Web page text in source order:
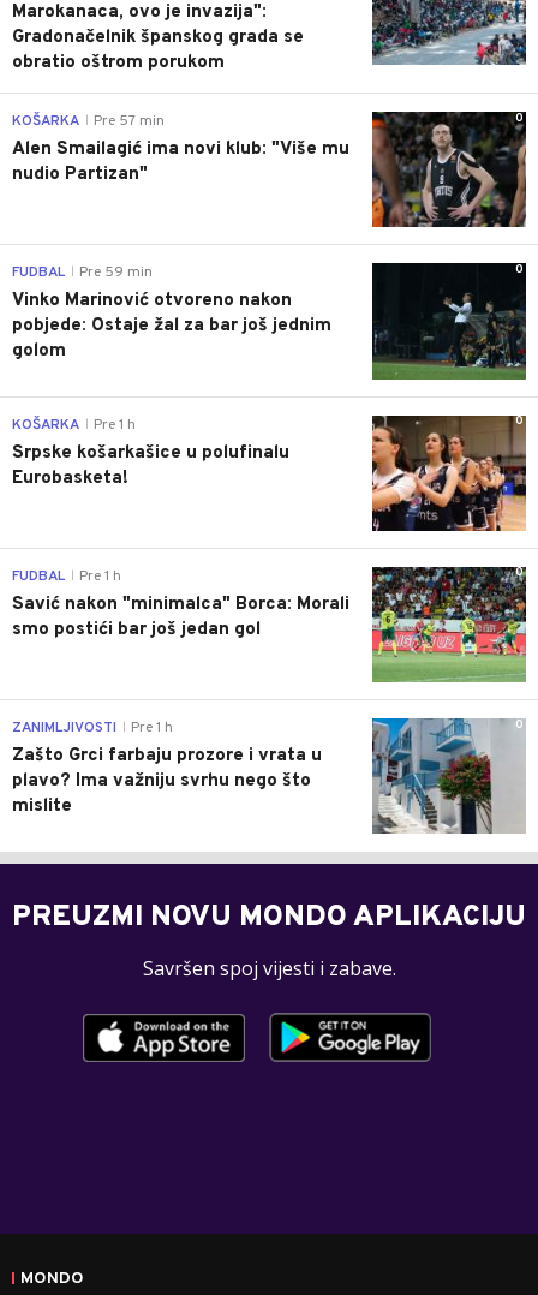
Marokanaca, ovo je invazija":
Gradonačelnik španskog grada se
obratio oštrom porukom
0
KOŠARKA Pre 57 min
Alen Smailagić ima novi klub: "Više mu
nudio Partizan"
0
FUDBAL Pre 59 min
Vinko Marinović otvoreno nakon
pobjede: Ostaje žal za bar još jednim
golom
0
KOŠARKA Pre 1 h
Srpske košarkašice u polufinalu
Eurobasketa!
0
FUDBAL Pre 1 h
Savić nakon "minimalca" Borca: Morali
smo postići bar još jedan gol
0
ZANIMLJIVOSTI Pre 1 h
Zašto Grci farbaju prozore i vrata u
plavo? Ima važniju svrhu nego što
mislite
PREUZMI NOVU MONDO APLIKACIJU
Savršen spoj vijesti i zabave.
MONDO